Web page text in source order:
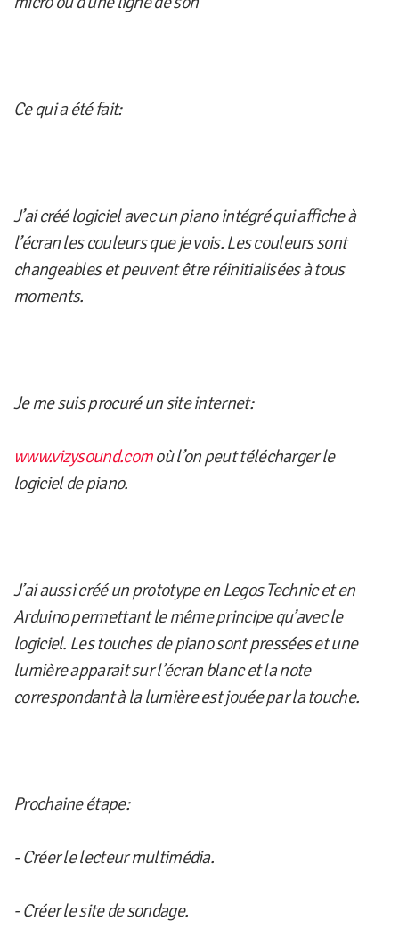
Ce qui a été fait:
J’ai créé logiciel avec un piano intégré qui affiche à
l’écran les couleurs que je vois. Les couleurs sont
changeables et peuvent être réinitialisées à tous
moments.
Je me suis procuré un site internet:
www.vizysound.comoù l’on peut télécharger le
logiciel de piano.
J’ai aussi créé un prototype en Legos Technic et en
Arduino permettant le même principe qu’avec le
logiciel. Les touches de piano sont pressées et une
lumière apparait sur l’écran blanc et la note
correspondant à la lumière est jouée par la touche.
Prochaine étape:
- Créer le lecteur multimédia.
- Créer le site de sondage.